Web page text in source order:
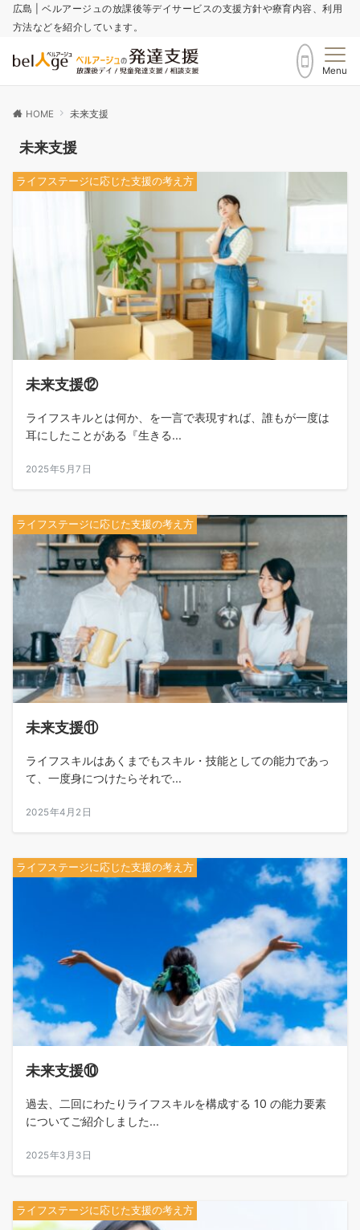
広島 | ベルアージュの放課後等デイサービスの支援方針や療育内容、利用
方法などを紹介しています。
Menu
HOME 未来支援
未来支援
ライフステージに応じた支援の考え方
未来支援⑫
ライフスキルとは何か、を一言で表現すれば、誰もが一度は
耳にしたことがある『生きる...
2025年5月7日
ライフステージに応じた支援の考え方
未来支援⑪
ライフスキルはあくまでもスキル・技能としての能力であっ
て、一度身につけたらそれで...
2025年4月2日
ライフステージに応じた支援の考え方
未来支援⑩
過去、二回にわたりライフスキルを構成する 10 の能力要素
についてご紹介しました...
2025年3月3日
ライフステージに応じた支援の考え方